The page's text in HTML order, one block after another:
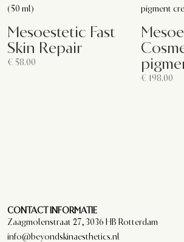
Mesoestetic Fast
Skin Repair
€ 58.00
€ 198.00
CONTACT INFORMATIE
Zaagmolenstraat 27, 3036 HB Rotterdam
info@beyondskinaesthetics.nl